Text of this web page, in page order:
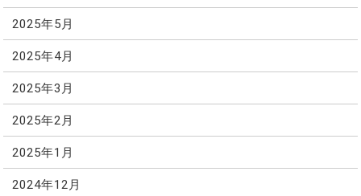
2025年5月
2025年4月
2025年3月
2025年2月
2025年1月
2024年12月